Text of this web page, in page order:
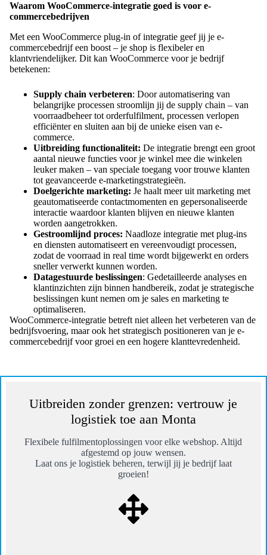
Waarom WooCommerce-integratie goed is voor e-
commercebedrijven
Met een WooCommerce plug-in of integratie geef jij je e-
commercebedrijf een boost – je shop is flexibeler en
klantvriendelijker. Dit kan WooCommerce voor je bedrijf
betekenen:
Supply chain verbeteren: Door automatisering van
belangrijke processen stroomlijn jij de supply chain – van
voorraadbeheer tot orderfulfilment, processen verlopen
efficiënter en sluiten aan bij de unieke eisen van e-
commerce.
Uitbreiding functionaliteit: De integratie brengt een groot
aantal nieuwe functies voor je winkel mee die winkelen
leuker maken – van speciale toegang voor trouwe klanten
tot geavanceerde e-marketingstrategieën.
Doelgerichte marketing: Je haalt meer uit marketing met
geautomatiseerde contactmomenten en gepersonaliseerde
interactie waardoor klanten blijven en nieuwe klanten
worden aangetrokken.
Gestroomlijnd proces: Naadloze integratie met plug-ins
en diensten automatiseert en vereenvoudigt processen,
zodat de voorraad in real time wordt bijgewerkt en orders
sneller verwerkt kunnen worden.
Datagestuurde beslissingen: Gedetailleerde analyses en
klantinzichten zijn binnen handbereik, zodat je strategische
beslissingen kunt nemen om je sales en marketing te
optimaliseren.
WooCommerce-integratie betreft niet alleen het verbeteren van de
bedrijfsvoering, maar ook het strategisch positioneren van je e-
commercebedrijf voor groei en een hogere klanttevredenheid.
Uitbreiden zonder grenzen: vertrouw je
logistiek toe aan Monta
Flexibele fulfilmentoplossingen voor elke webshop. Altijd
afgestemd op jouw wensen.
Laat ons je logistiek beheren, terwijl jij je bedrijf laat
groeien!